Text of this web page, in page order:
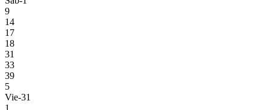
9
14
17
18
31
33
39
5
Vie-31
1